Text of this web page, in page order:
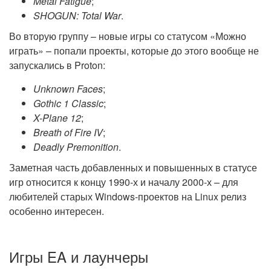
SHOGUN: Total War.
Во вторую группу – новые игры со статусом «Можно
играть» – попали проекты, которые до этого вообще не
запускались в Proton:
Unknown Faces;
Gothic 1 Classic;
X-Plane 12;
Breath of Fire IV;
Deadly Premonition.
Заметная часть добавленных и повышенных в статусе
игр относится к концу 1990-х и началу 2000-х – для
любителей старых Windows-проектов на Linux релиз
особенно интересен.
Игры EA и лаунчеры